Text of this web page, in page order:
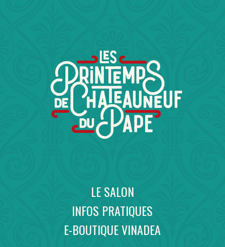
LE SALON
INFOS PRATIQUES
E-BOUTIQUE VINADEA